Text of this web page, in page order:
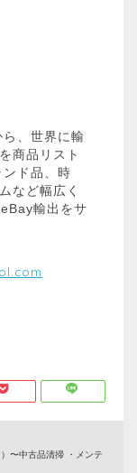
、世界に輸
商品リスト
ド品、時
など幅広く
輸出をサ
〜中古品清掃 ・メンテ